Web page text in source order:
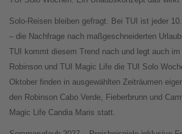
Solo-Reisen bleiben gefragt. Bei TUI ist jeder
– die Nachfrage nach maßgeschneiderten
TUI kommt diesem Trend nach und legt auch
Robinson und TUI Magic Life die TUI Solo
Oktober finden in ausgewählten Zeiträumen
den Robinson Cabo Verde, Fieberbrunn und
Magic Life Candia Maris statt.